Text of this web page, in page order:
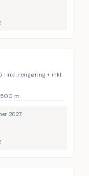
· inkl. rengøring + inkl.
500 m
2027